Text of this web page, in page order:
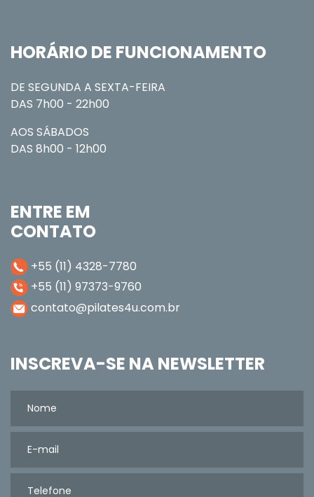
HORÁRIO DE FUNCIONAMENTO
DE SEGUNDA A SEXTA-FEIRA
DAS 7h00 - 22h00
AOS SÁBADOS
DAS 8h00 - 12h00
ENTRE EM
CONTATO
+55 (11) 4328-7780
+55 (11) 97373-9760
contato@pilates4u.com.br
INSCREVA-SE NA NEWSLETTER